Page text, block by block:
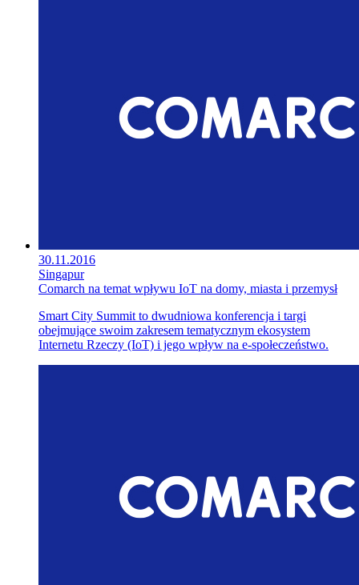
30.11.2016
Singapur
Comarch na temat wpływu IoT na domy, miasta i przemysł
Smart City Summit to dwudniowa konferencja i targi
obejmujące swoim zakresem tematycznym ekosystem
Internetu Rzeczy (IoT) i jego wpływ na e-społeczeństwo.